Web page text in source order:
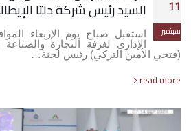
11
سبتمبر
السيد رئيس شركة دلتا
الإداري لغرفة التجارة
(فتحي الأمين التركي) رئيس لجنة…
read more